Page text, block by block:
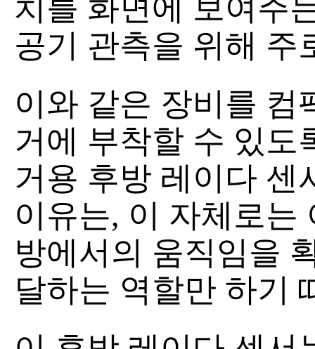
치를 화면에 보여주
공기 관측을 위해 주
이와 같은 장비를 컴
거에 부착할 수 있도
거용 후방 레이다 센
이유는, 이 자체로는
방에서의 움직임을
달하는 역할만 하기